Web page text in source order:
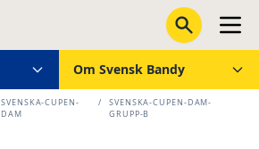
Om Svensk Bandy
SVENSKA-CUPEN-
DAM
/
SVENSKA-CUPEN-DAM-
GRUPP-B